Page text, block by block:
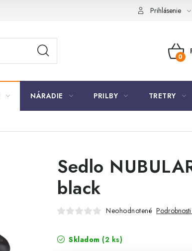
Prihlásenie
NÁRADIE PRILBY TRETRY
Sedlo
black
Neohodnotené
Skladom (2 ks)